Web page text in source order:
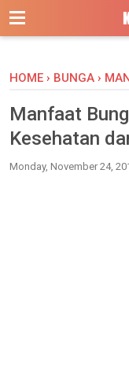
-->
HOME › BUNGA ›
Manfaat
Kesehatan
Monday, November 24,